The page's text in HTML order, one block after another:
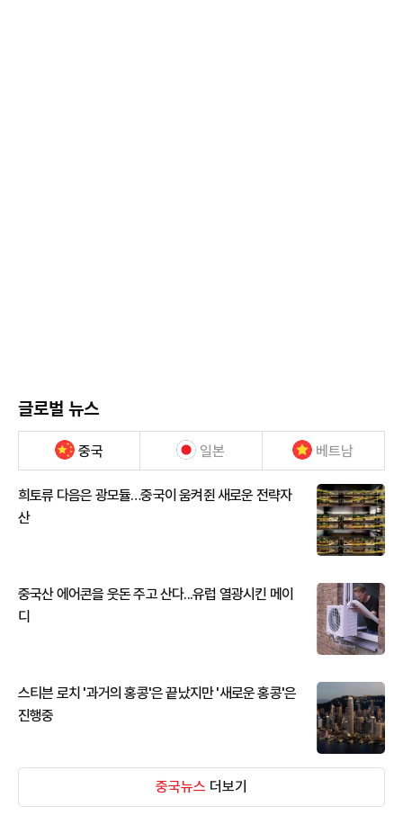
글로벌 뉴스
중국 일본 베트남
희토류 다음은 광모듈…중국이 움켜쥔 새로운 전략자
산
중국산 에어콘을 웃돈 주고 산다...유럽 열광시킨 메이
디
스티븐 로치 '과거의 홍콩'은 끝났지만 '새로운 홍콩'은
진행중
중국뉴스 더보기